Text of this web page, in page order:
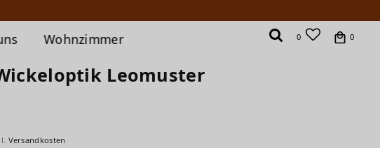
Wohnzimmer 0 0
Leomuster
Versandkosten